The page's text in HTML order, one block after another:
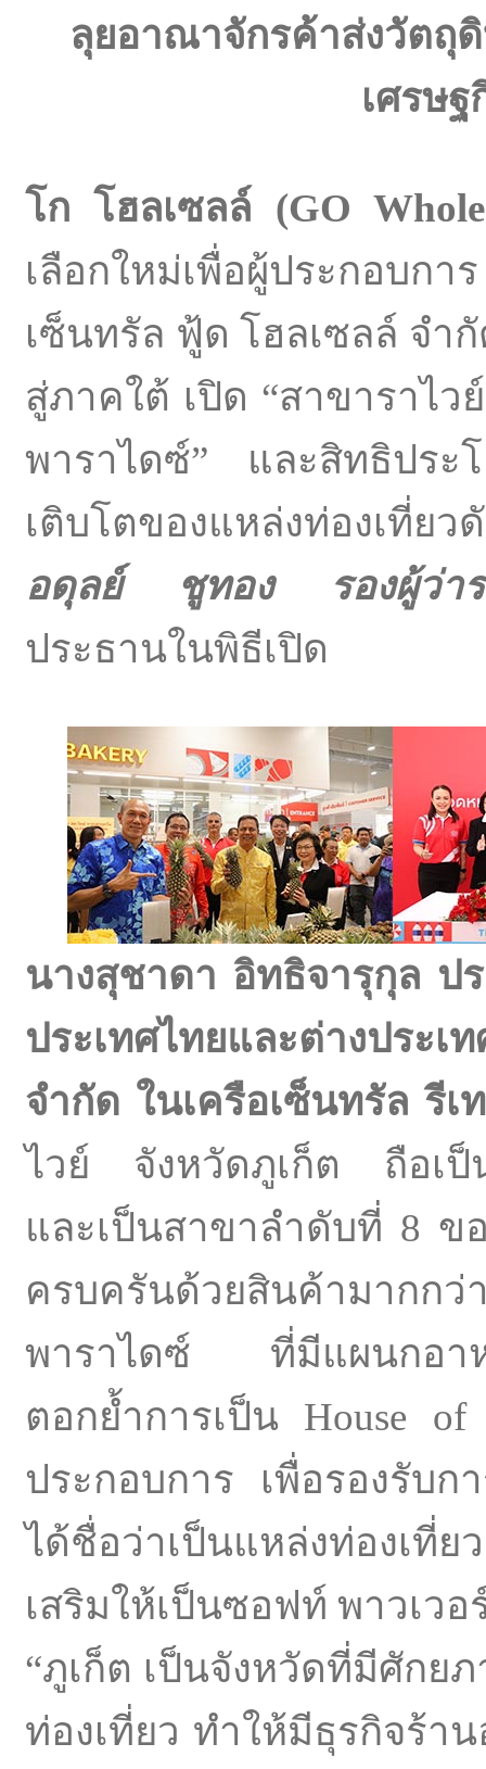
ลุยอาณาจักรค้าส่งวัตถุ
เศรษ
โก โฮลเซลล์ (GO
เลือกใหม่เพื่อผู้ประกอบก
เซ็นทรัล ฟู้ด โฮลเซลล์ จำ
สู่ภาคใต้ เปิด “สาขาราไ
พาราไดซ์” และสิทธิประ
เติบโตของแหล่งท่องเ
อดุลย์ ชูทอง รองผู้ว่าร
ประธานในพิธีเปิด
นางสุชาดา อิทธิจารุกุล ป
ประเทศไทยและต่างปร
จำกัด ในเครือเซ็นทรัล รีเ
ไวย์ จังหวัดภูเก็ต ถือเป็
และเป็นสาขาลำดับที่ 8 ข
ครบครันด้วยสินค้ามากก
พาราไดซ์ ที่มีแผนกอาห
ตอกย้ำการเป็น House
ประกอบการ เพื่อรองรับก
ได้ชื่อว่าเป็นแหล่งท่องเที่
เสริมให้เป็นซอฟท์ พาวเว
“ภูเก็ต เป็นจังหวัดที่มีศักย
ท่องเที่ยว ทำให้มีธุรกิจร้า